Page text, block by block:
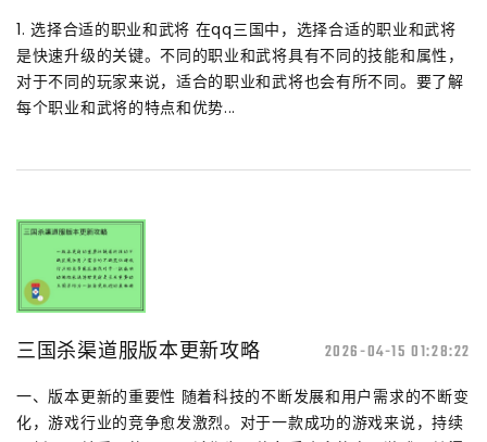
1. 选择合适的职业和武将 在qq三国中，选择合适的职业和武将
是快速升级的关键。不同的职业和武将具有不同的技能和属性，
对于不同的玩家来说，适合的职业和武将也会有所不同。要了解
每个职业和武将的特点和优势...
三国杀渠道服版本更新攻略 2026-04-15 01:28:22
一、版本更新的重要性 随着科技的不断发展和用户需求的不断变
化，游戏行业的竞争愈发激烈。对于一款成功的游戏来说，持续